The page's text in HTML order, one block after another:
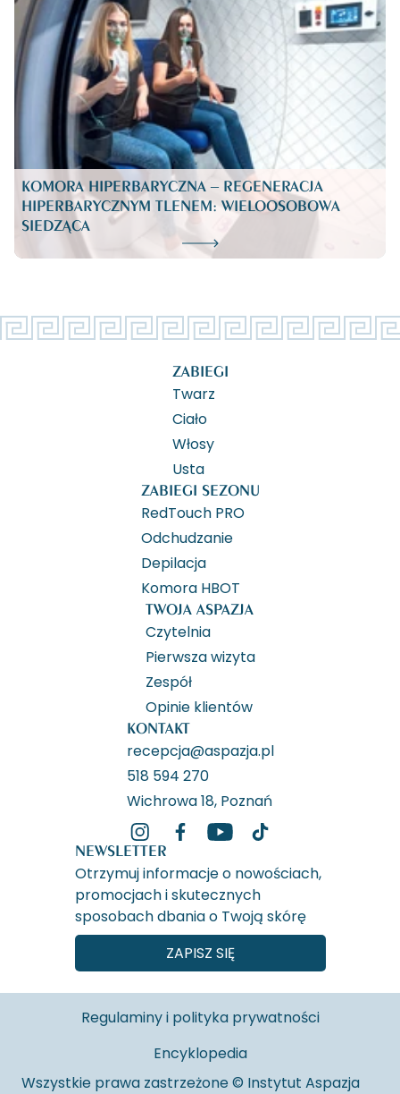
KOMORA HIPERBARYCZNA – REGENERACJA
HIPERBARYCZNYM TLENEM: WIELOOSOBOWA
SIEDZĄCA
ZABIEGI
Twarz
Ciało
Włosy
Usta
ZABIEGI SEZONU
RedTouch PRO
Odchudzanie
Depilacja
Komora HBOT
TWOJA ASPAZJA
Czytelnia
Pierwsza wizyta
Zespół
Opinie klientów
KONTAKT
recepcja@aspazja.pl
518 594 270
Wichrowa 18, Poznań
NEWSLETTER
Otrzymuj informacje o nowościach,
promocjach i skutecznych
sposobach dbania o Twoją skórę
ZAPISZ SIĘ
Regulaminy i polityka prywatności
Encyklopedia
Wszystkie prawa zastrzeżone © Instytut Aspazja